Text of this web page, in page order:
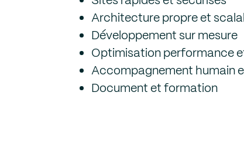
Architecture propre et
Développement sur mesure
Optimisation performance
Accompagnement humain
Document et formation